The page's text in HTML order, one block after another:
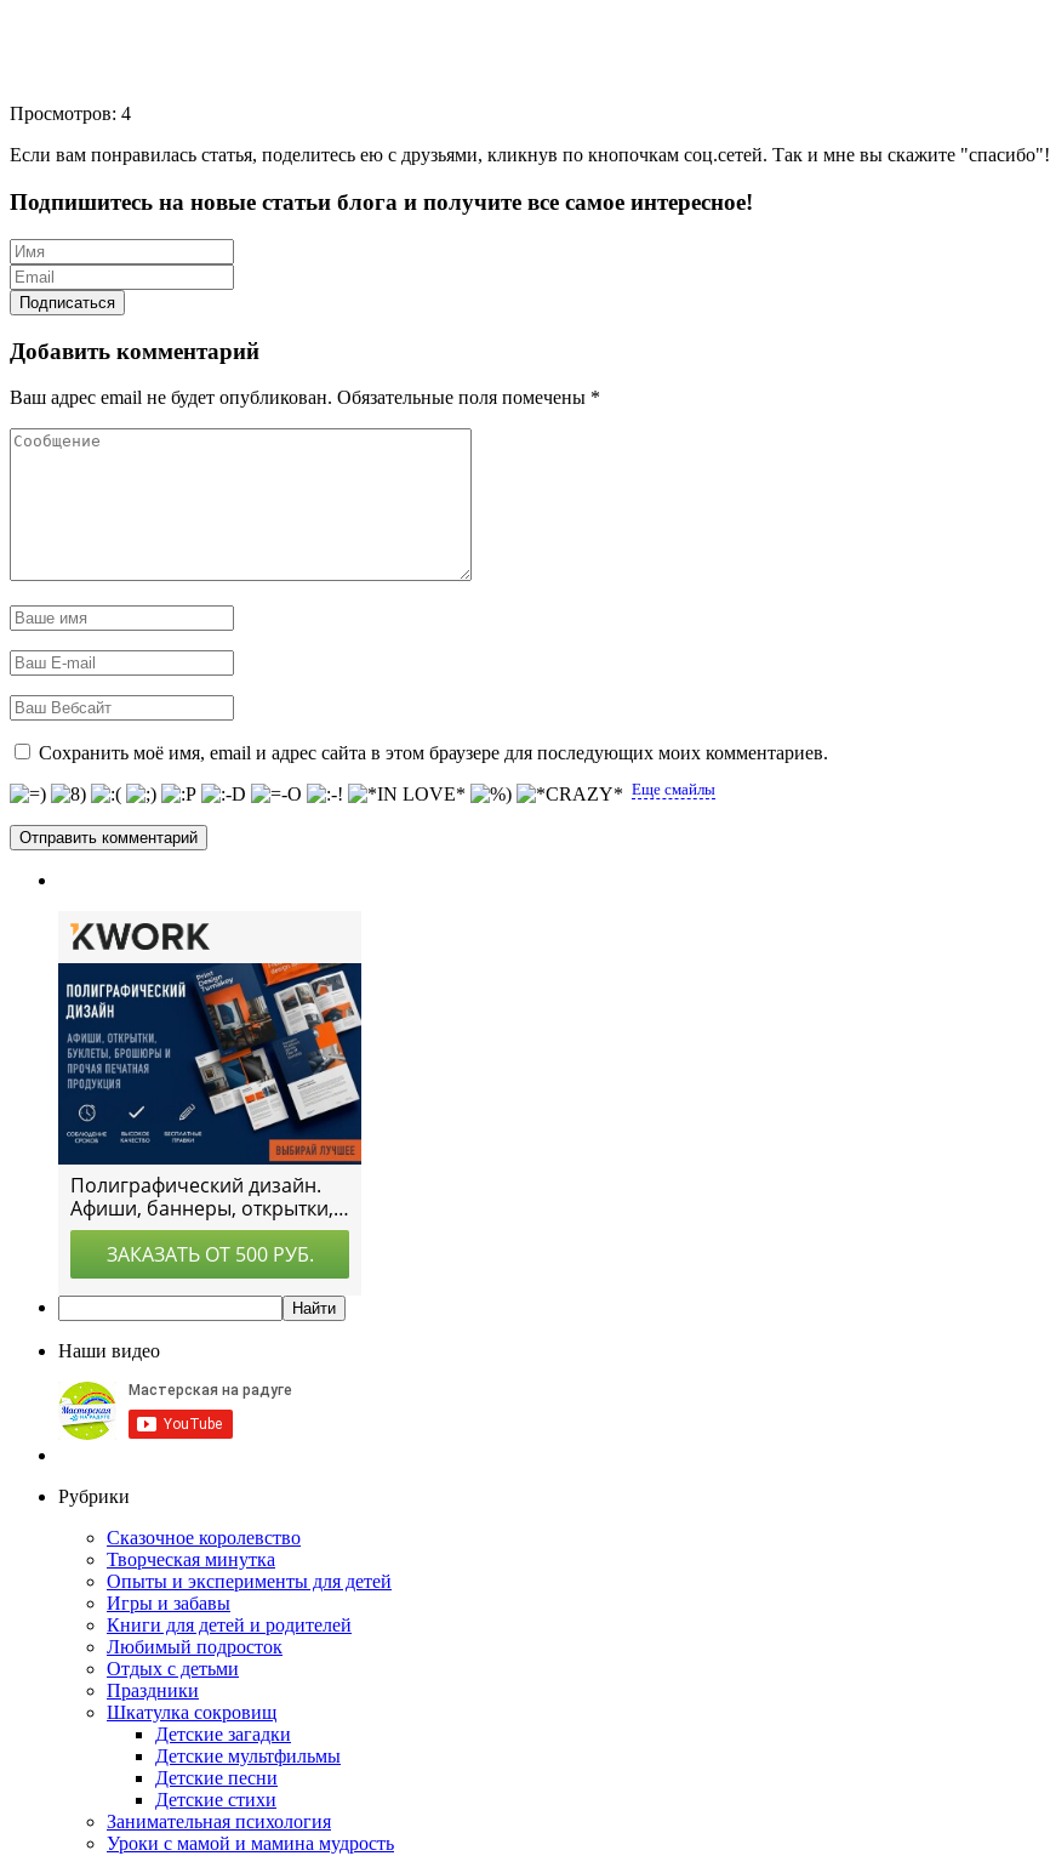
Просмотров: 4
Если вам понравилась статья, поделитесь ею с друзьями, кликнув по кнопочкам соц.сетей. Так и мне вы скажите "спасибо"!
Подпишитесь на новые статьи блога и получите все самое интересное!
Добавить комментарий
Ваш адрес email не будет опубликован. Обязательные поля помечены *
Сохранить моё имя, email и адрес сайта в этом браузере для последующих моих комментариев.
Еще смайлы
Наши видео
Рубрики
Сказочное королевство
Творческая минутка
Опыты и эксперименты для детей
Игры и забавы
Книги для детей и родителей
Любимый подросток
Отдых с детьми
Праздники
Шкатулка сокровищ
Детские загадки
Детские мультфильмы
Детские песни
Детские стихи
Занимательная психология
Уроки с мамой и мамина мудрость